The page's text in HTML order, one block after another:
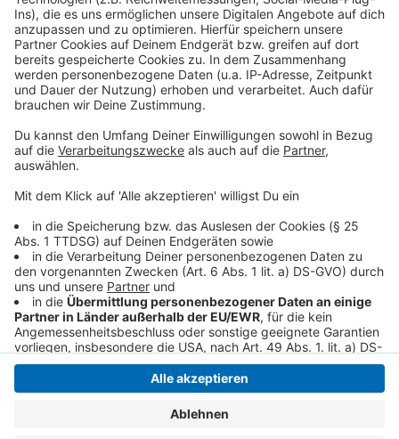
sammeln. Bitte lesen Sie die
Details durch und stimmen Sie der
Nutzung des Service zu, um dieses
Video anzusehen.
Mehr Informationen
Akzeptieren
powered by
Usercentrics Consent
Management Platform
aufstrebenden Künstlerin Lizzo - hier bei uns zu hören.
Anzeige